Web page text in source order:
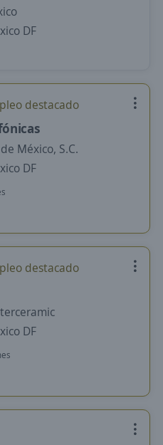
DF
destacado
México, S.C.
DF
destacado
DF